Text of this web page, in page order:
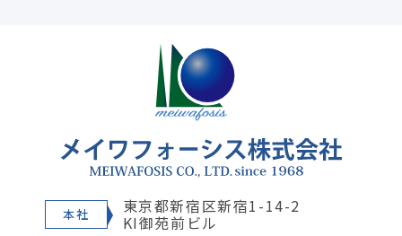
本社 東京都新宿区新宿1-14-2
KI御苑前ビル